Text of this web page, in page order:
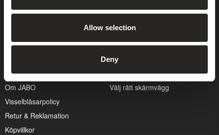
Allow selection
Deny
Cookiepolicy
Hållbarhetspolicy
Kontakta oss
Om JABO
Visselblåsarpolicy
Retur & Reklamation
Köpvillkor
Att bygga altan
Att välja rätt dörr
Kapa en skärm på bästa sätt
Montering av skärmar
Välj rätt pergola
Välj rätt skärmvägg